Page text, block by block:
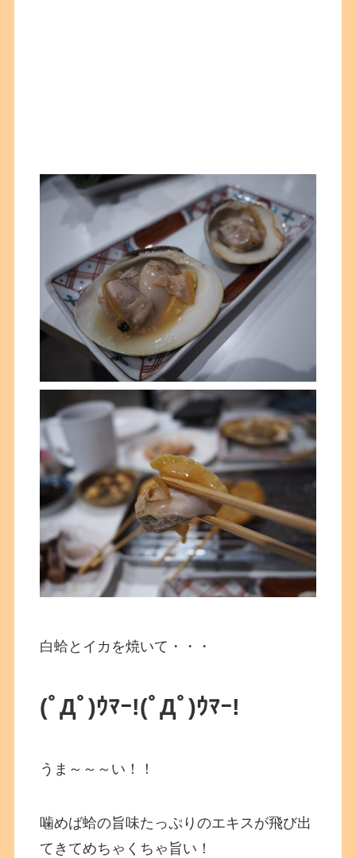
白蛤とイカを焼いて・・・
(ﾟДﾟ)ｳﾏｰ!(ﾟДﾟ)ｳﾏｰ!
うま～～～い！！
噛めば蛤の旨味たっぷりのエキスが飛び出
てきてめちゃくちゃ旨い！